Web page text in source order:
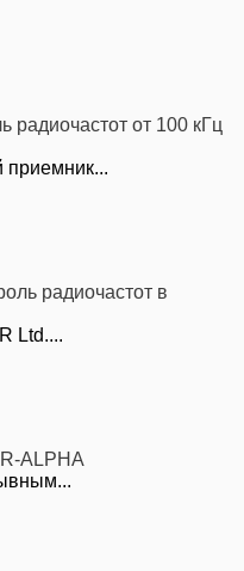
радиочастот от 100 кГц
радиочастот в
Ltd....
ALPHA